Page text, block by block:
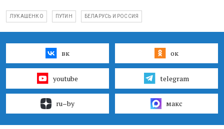
ЛУКАШЕНКО ПУТИН БЕЛАРУСЬ И РОССИЯ
вк ок
youtube telegram
ru–by макс